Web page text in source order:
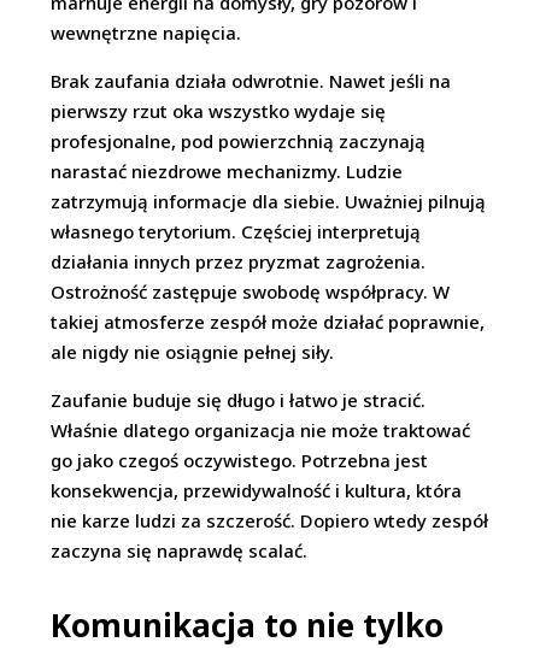
wewnętrzne napięcia.
Brak zaufania działa odwrotnie. Nawet jeśli na
pierwszy rzut oka wszystko wydaje się
profesjonalne, pod powierzchnią zaczynają
narastać niezdrowe mechanizmy. Ludzie
zatrzymują informacje dla siebie. Uważniej pilnują
własnego terytorium. Częściej interpretują
działania innych przez pryzmat zagrożenia.
Ostrożność zastępuje swobodę współpracy. W
takiej atmosferze zespół może działać poprawnie,
ale nigdy nie osiągnie pełnej siły.
Zaufanie buduje się długo i łatwo je stracić.
Właśnie dlatego organizacja nie może traktować
go jako czegoś oczywistego. Potrzebna jest
konsekwencja, przewidywalność i kultura, która
nie karze ludzi za szczerość. Dopiero wtedy zespół
zaczyna się naprawdę scalać.
Komunikacja to nie tylko